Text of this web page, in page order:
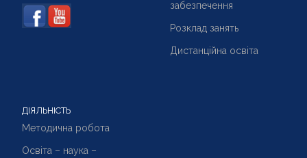
забезпечення
Розклад занять
Дистанційна освіта
ДІЯЛЬНІСТЬ
Методична робота
Освіта – наука –